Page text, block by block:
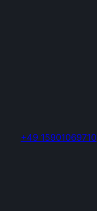
+49 15901069710